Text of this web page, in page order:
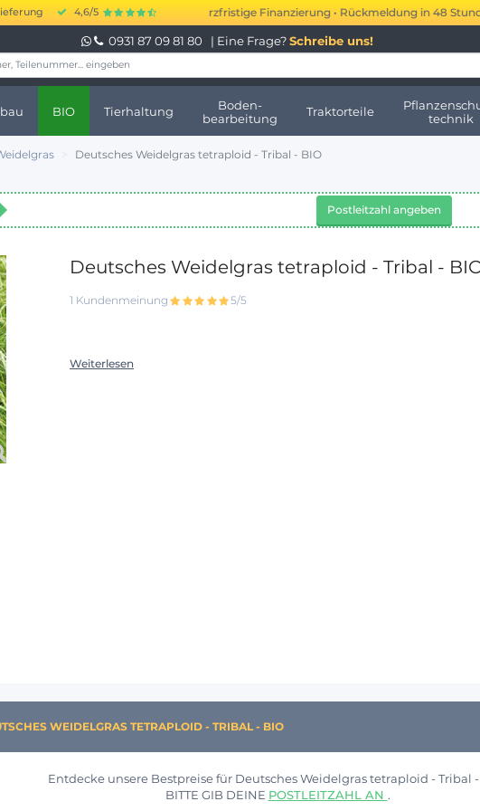
4,6/5
20.000 bis 250.000 € kurzfristige Finanzierung • Rückmeldung in 48 Stunden
0931 87 09 81 80 | Eine Frage? Schreibe uns!
BIO Tierhaltung
Boden-
bearbeitung
Traktorteile
technik
Deutsches Weidelgras tetraploid - Tribal - BIO
Postleitzahl angeben
Deutsches Weidelgras tetraploid - Tribal -
1 Kundenmeinung 5/5
Weiterlesen
WEIDELGRAS TETRAPLOID - TRIBAL - BIO
Entdecke unsere Bestpreise für Deutsches Weidelgras tetraploid - Tribal -
BITTE GIB DEINE POSTLEITZAHL AN .